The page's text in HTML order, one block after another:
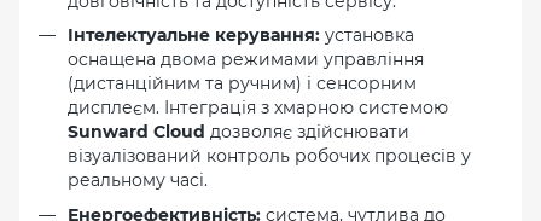
Інтелектуальне керування: установка
оснащена двома режимами управління
(дистанційним та ручним) і сенсорним
дисплеєм. Інтеграція з хмарною системою
Sunward Cloud дозволяє здійснювати
візуалізований контроль робочих процесів у
реальному часі.
Енергоефективність: система, чутлива до